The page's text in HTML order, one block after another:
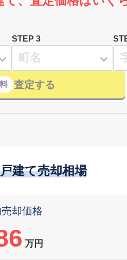
STEP 3
査定する
建て売却相場
却価格
万円